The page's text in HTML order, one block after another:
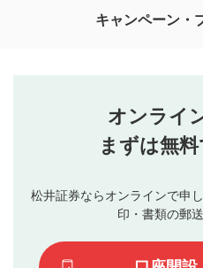
投稿するボタン
星で評価をすると投稿でき
動画の評価
です）
なお、投稿をもって、本注意
行ってください。
当社は、利用者同士、もし
ブルによって生じた損害に
評価およびコメントは当社
ます。掲載されるまでに日
てはお答えできません。各
キャンペーン・
オンライ
まずは無
松井証券ならオンラインで申
印・書類の郵